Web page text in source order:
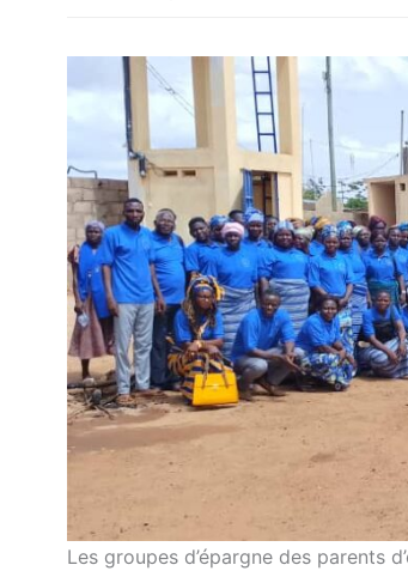
Les groupes d’épargne des parents